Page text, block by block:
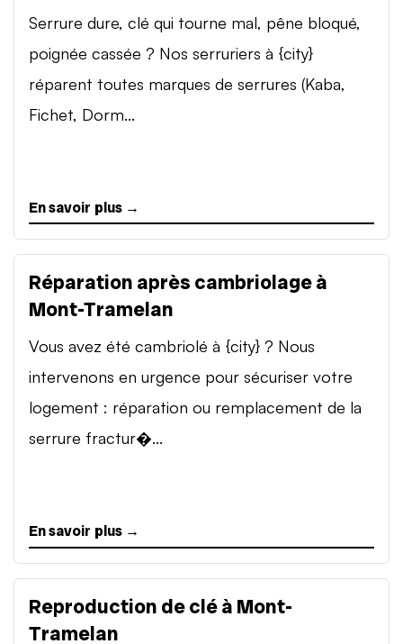
Serrure dure, clé qui tourne mal, pêne bloqué,
poignée cassée ? Nos serruriers à {city}
réparent toutes marques de serrures (Kaba,
Fichet, Dorm...
En savoir plus →
Réparation après cambriolage à
Mont-Tramelan
Vous avez été cambriolé à {city} ? Nous
intervenons en urgence pour sécuriser votre
logement : réparation ou remplacement de la
serrure fractur�...
En savoir plus →
Reproduction de clé à Mont-
Tramelan